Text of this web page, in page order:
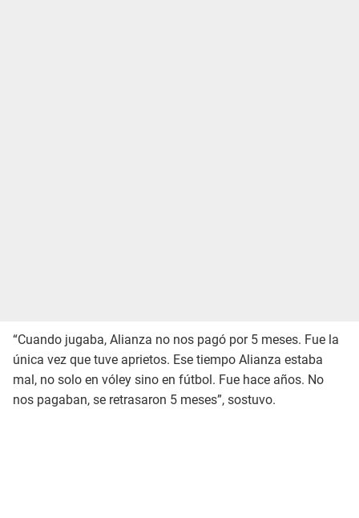
“Cuando jugaba, Alianza no nos pagó por 5 meses. Fue la
única vez que tuve aprietos. Ese tiempo Alianza estaba
mal, no solo en vóley sino en fútbol. Fue hace años. No
nos pagaban, se retrasaron 5 meses”, sostuvo.